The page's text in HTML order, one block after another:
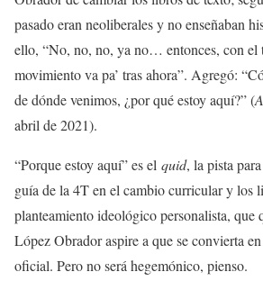
pasado eran neoliberales y no enseñaban
ello, “No, no, no, ya no… entonces, con el
movimiento va pa’ tras ahora”. Agregó:
de dónde venimos, ¿por qué estoy aquí?” (
abril de 2021).
“Porque estoy aquí” es el quid, la pista
guía de la 4T en el cambio curricular y los
planteamiento ideológico personalista, que
López Obrador aspire a que se convierta
oficial. Pero no será hegemónico, pienso.